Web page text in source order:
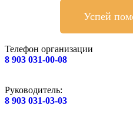
Успей
Телефон организации
8 903 031-00-08
Руководитель:
8 903 031-03-03